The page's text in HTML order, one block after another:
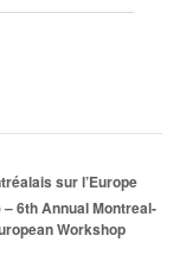
sur l’Europe
6th Annual Montreal-
Workshop